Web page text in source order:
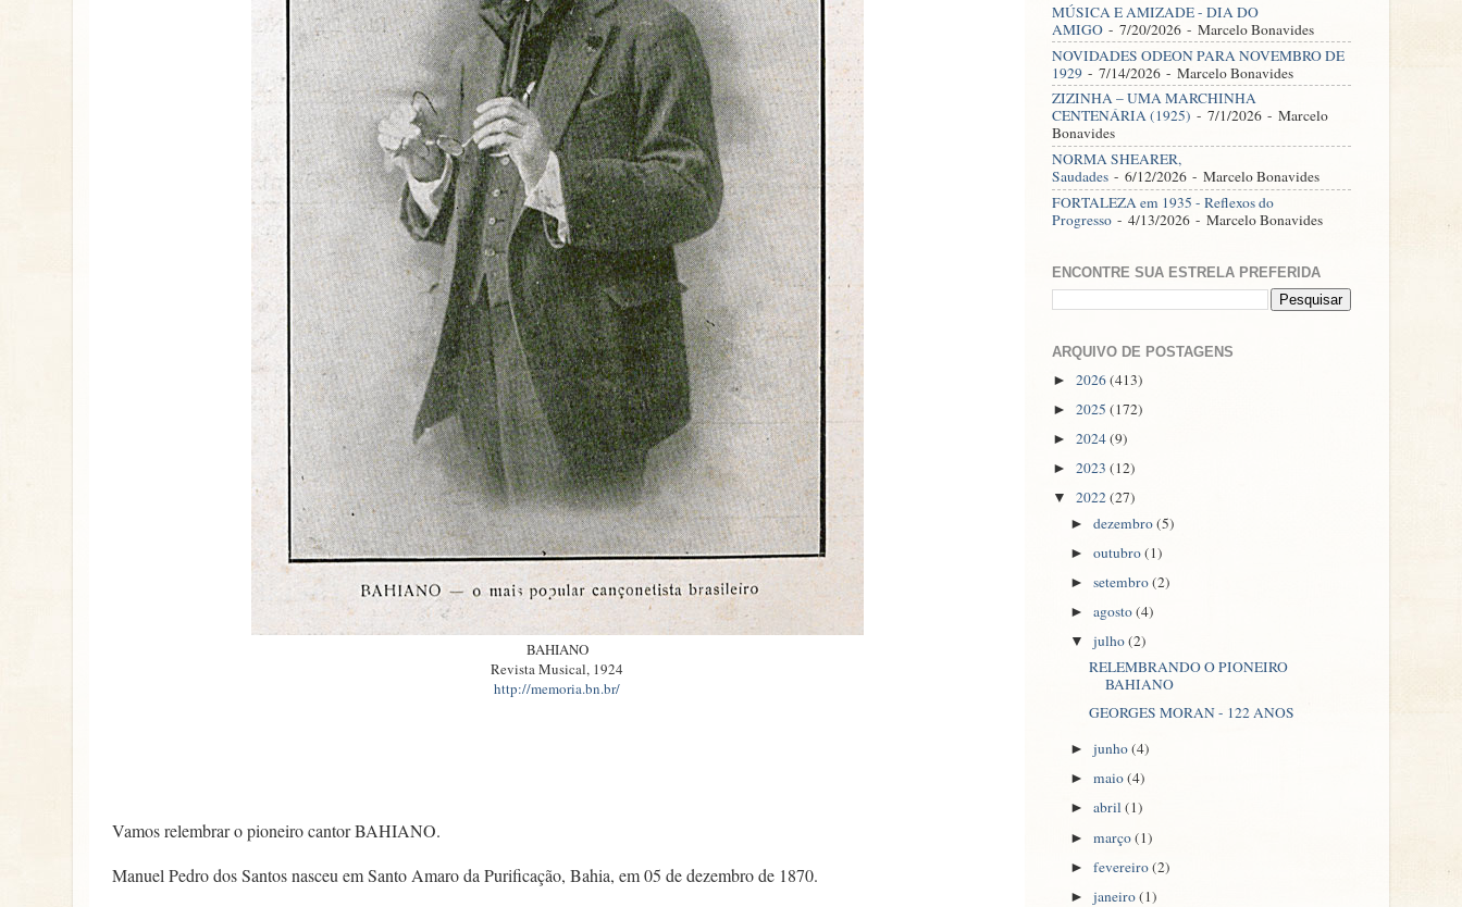
BAHIANO
Revista Musical, 1924
http://memoria.bn.br/
Vamos relembrar o pioneiro cantor BAHIANO.
Manuel Pedro dos Santos nasceu em Santo Amaro da Purificação, Bahia, em 05 de dezembro de 1870.
MÚSICA E AMIZADE - DIA DO
AMIGO - 7/20/2026 - Marcelo Bonavides
NOVIDADES ODEON PARA NOVEMBRO DE
1929 - 7/14/2026 - Marcelo Bonavides
ZIZINHA – UMA MARCHINHA
CENTENÁRIA (1925) - 7/1/2026 - Marcelo
Bonavides
NORMA SHEARER,
Saudades - 6/12/2026 - Marcelo Bonavides
FORTALEZA em 1935 - Reflexos do
Progresso - 4/13/2026 - Marcelo Bonavides
ENCONTRE SUA ESTRELA PREFERIDA
ARQUIVO DE POSTAGENS
► 2026(413)
► 2025 (172)
► 2024(9)
► 2023 (12)
▼ 2022(27)
►dezembro(5)
►outubro(1)
►setembro(2)
►agosto(4)
▼julho(2)
RELEMBRANDO O PIONEIRO
BAHIANO
GEORGES MORAN - 122 ANOS
►junho(4)
►maio(4)
►abril(1)
►março(1)
►fevereiro(2)
►janeiro(1)